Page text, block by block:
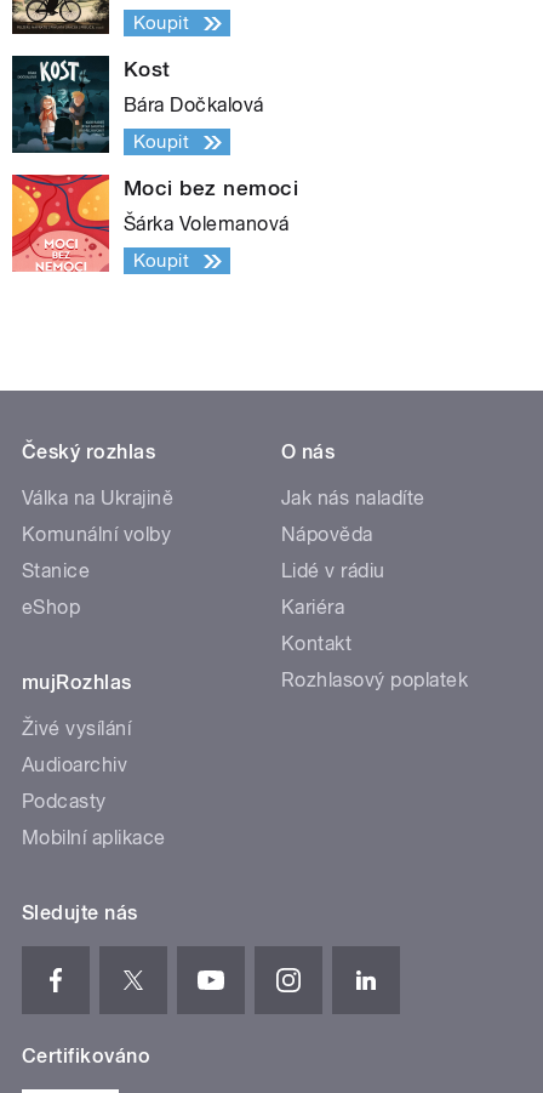
Koupit
Kost
Bára Dočkalová
Koupit
Moci bez nemoci
Šárka Volemanová
Koupit
Český rozhlas
Válka na Ukrajině
Komunální volby
Stanice
eShop
mujRozhlas
Živé vysílání
Audioarchiv
Podcasty
Mobilní aplikace
O nás
Jak nás naladíte
Nápověda
Lidé v rádiu
Kariéra
Kontakt
Rozhlasový poplatek
Sledujte nás
Certifikováno